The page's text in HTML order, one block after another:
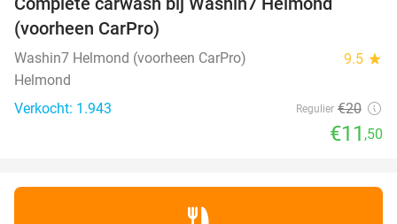
(voorheen CarPro)
Washin7 Helmond (voorheen CarPro) 9.5 star
Helmond
Verkocht: 1.943
Regulier €20
€11 ,50